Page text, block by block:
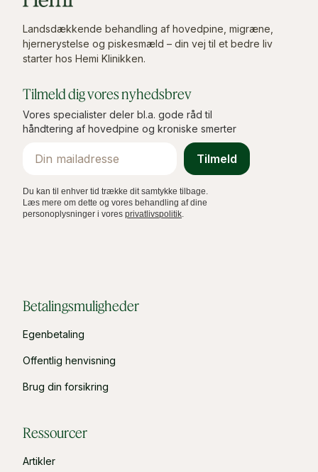
Landsdækkende behandling af hovedpine, migræne,
hjernerystelse og piskesmæld – din vej til et bedre liv
starter hos Hemi Klinikken.
Tilmeld dig vores nyhedsbrev
Vores specialister deler bl.a. gode råd til
håndtering af hovedpine og kroniske smerter
Tilmeld
Du kan til enhver tid trække dit samtykke tilbage.
Læs mere om dette og vores behandling af dine
personoplysninger i vores privatlivspolitik
Betalingsmuligheder
Egenbetaling
Offentlig henvisning
Brug din forsikring
Ressourcer
Artikler